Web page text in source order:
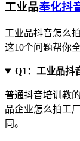
工业品奉化抖
工业品抖音怎么
这10个问题帮你
Q1：工业品抖
普通抖音培训教
品企业怎么拍工
同。